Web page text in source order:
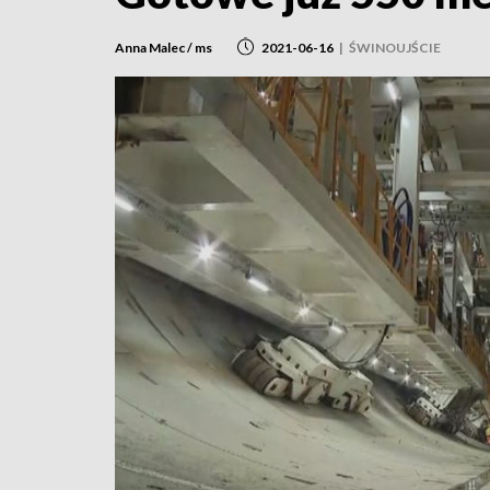
Anna Malec / ms 2021-06-16 | ŚWINOUJŚCIE